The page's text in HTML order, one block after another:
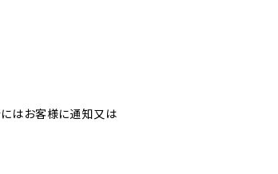
にはお客様に通知又は